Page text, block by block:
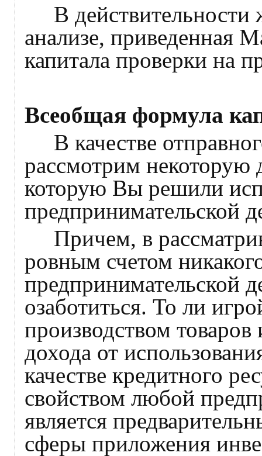
В действительности
анализе, приведенная
капитала проверки на
Всеобщая формула
В качестве
рассмотрим
которую Вы решили
предпринимательской
Причем, в
ровным счетом
предпринимательской
озаботиться. То ли
производством
дохода от
качестве кредитного
свойством любой
является
сферы приложения